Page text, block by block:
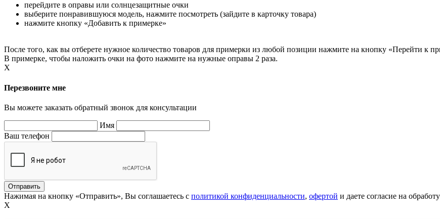
перейдите в оправы или солнцезащитные очки
выберите понравившуюся модель, нажмите посмотреть (зайдите в карточку товара)
нажмите кнопку «Добавить к примерке»
После того, как вы отберете нужное количество товаров для примерки из любой позиции нажмите на кнопку «Перейти к
В примерке, чтобы наложить очки на фото нажмите на нужные оправы 2 раза.
X
Перезвоните мне
Вы можете заказать обратный звонок для консультации
Имя
Ваш телефон
Нажимая на кнопку «Отправить», Вы соглашаетесь с политикой конфиденциальности, офертой и даете согласие на
X